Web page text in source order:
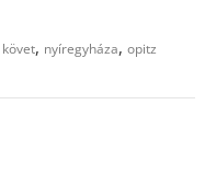
követ, nyíregyháza,opitz